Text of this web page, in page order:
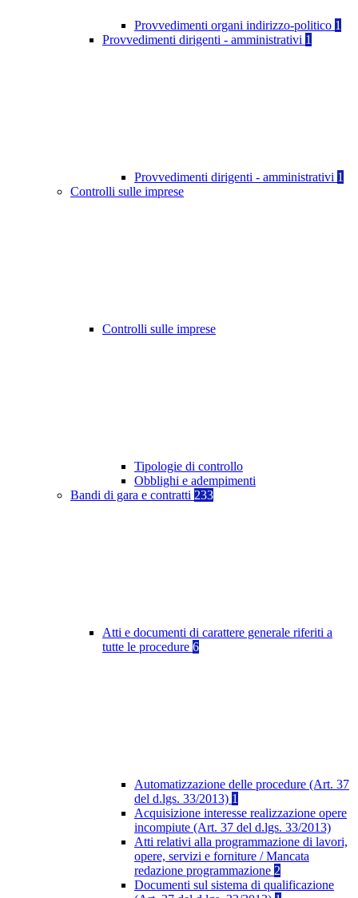
Provvedimenti organi indirizzo-politico 1
Provvedimenti dirigenti - amministrativi 1
Provvedimenti dirigenti - amministrativi 1
Controlli sulle imprese
Controlli sulle imprese
Tipologie di controllo
Obblighi e adempimenti
Bandi di gara e contratti 233
Atti e documenti di carattere generale riferiti a
tutte le procedure 6
Automatizzazione delle procedure (Art. 37
del d.lgs. 33/2013) 1
Acquisizione interesse realizzazione opere
incompiute (Art. 37 del d.lgs. 33/2013)
Atti relativi alla programmazione di lavori,
opere, servizi e forniture / Mancata
redazione programmazione 2
Documenti sul sistema di qualificazione